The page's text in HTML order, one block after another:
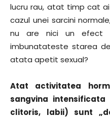
lucru rau, atat timp cat
cazul unei sarcini
nu are nici un efect
imbunatateste starea
atata apetit sexual?
Atat activitatea
sangvina
clitoris, labii) sunt